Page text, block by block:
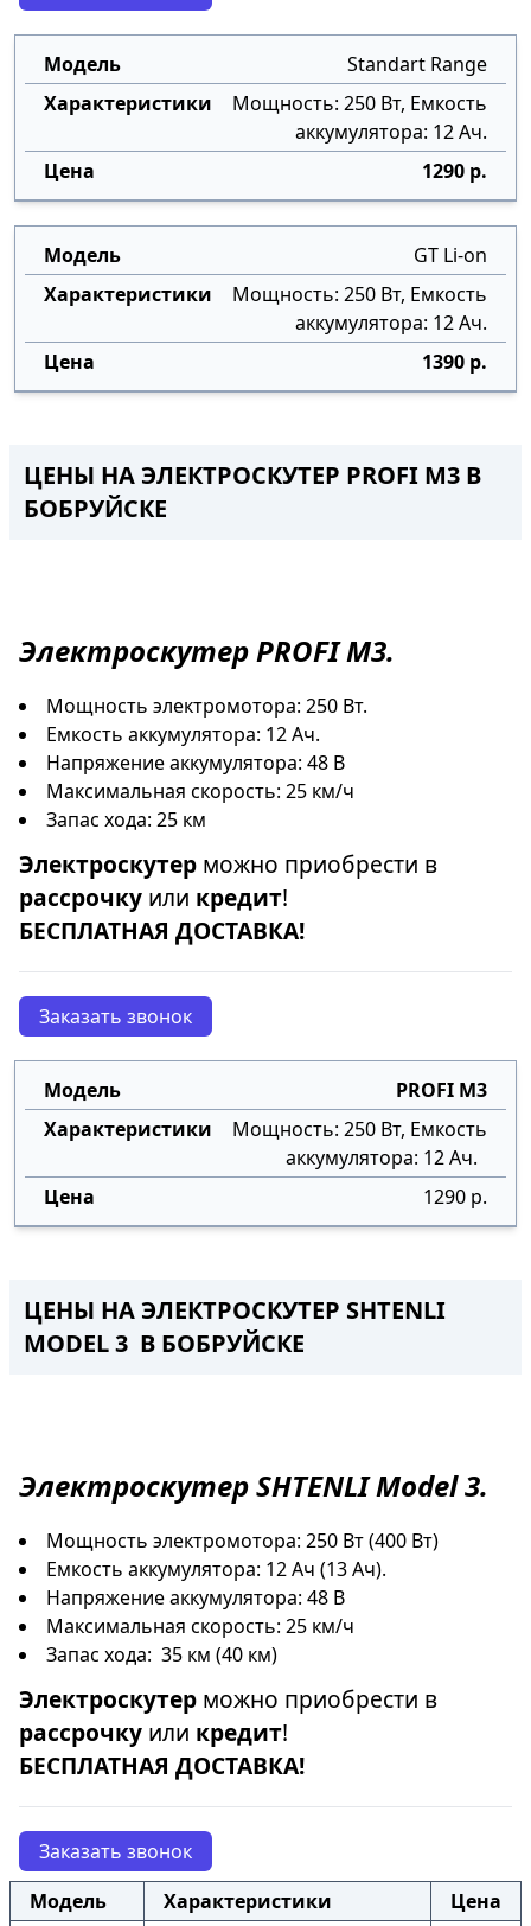
Standart Range
Мощность: 250 Вт, Емкость
аккумулятора: 12 Ач.
1290 р.
GT Li-on
Мощность: 250 Вт, Емкость
аккумулятора: 12 Ач.
1390 р.
ЦЕНЫ НА ЭЛЕКТРОСКУТЕР PROFI M3 В
БОБРУЙСКЕ
ЭлектроскутерPROFI M3.
Мощность электромотора: 250 Вт.
Емкость аккумулятора: 12 Ач.
Напряжение аккумулятора: 48 В
Максимальная скорость: 25 км/ч
Запас хода: 25 км
Электроскутер можно приобрести в
рассрочку или кредит!
БЕСПЛАТНАЯ ДОСТАВКА!
Заказать звонок
PROFI M3
Мощность: 250 Вт, Емкость
аккумулятора: 12 Ач.
1290 р.
ЦЕНЫ НА ЭЛЕКТРОСКУТЕР SHTENLI
MODEL 3 В БОБРУЙСКЕ
ЭлектроскутерSHTENLI Model 3.
Мощность электромотора: 250 Вт (400 Вт)
Емкость аккумулятора: 12 Ач (13 Ач).
Напряжение аккумулятора: 48 В
Максимальная скорость: 25 км/ч
Запас хода: 35 км (40 км)
Электроскутер можно приобрести в
рассрочку или кредит!
БЕСПЛАТНАЯ ДОСТАВКА!
Заказать звонок
Модель
Характеристики Цена